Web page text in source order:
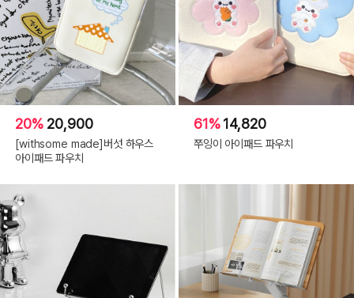
20% 20,900
[withsome made]버섯 하우스
아이패드 파우치
61%14,820
쭈잉이 아이패드 파우치